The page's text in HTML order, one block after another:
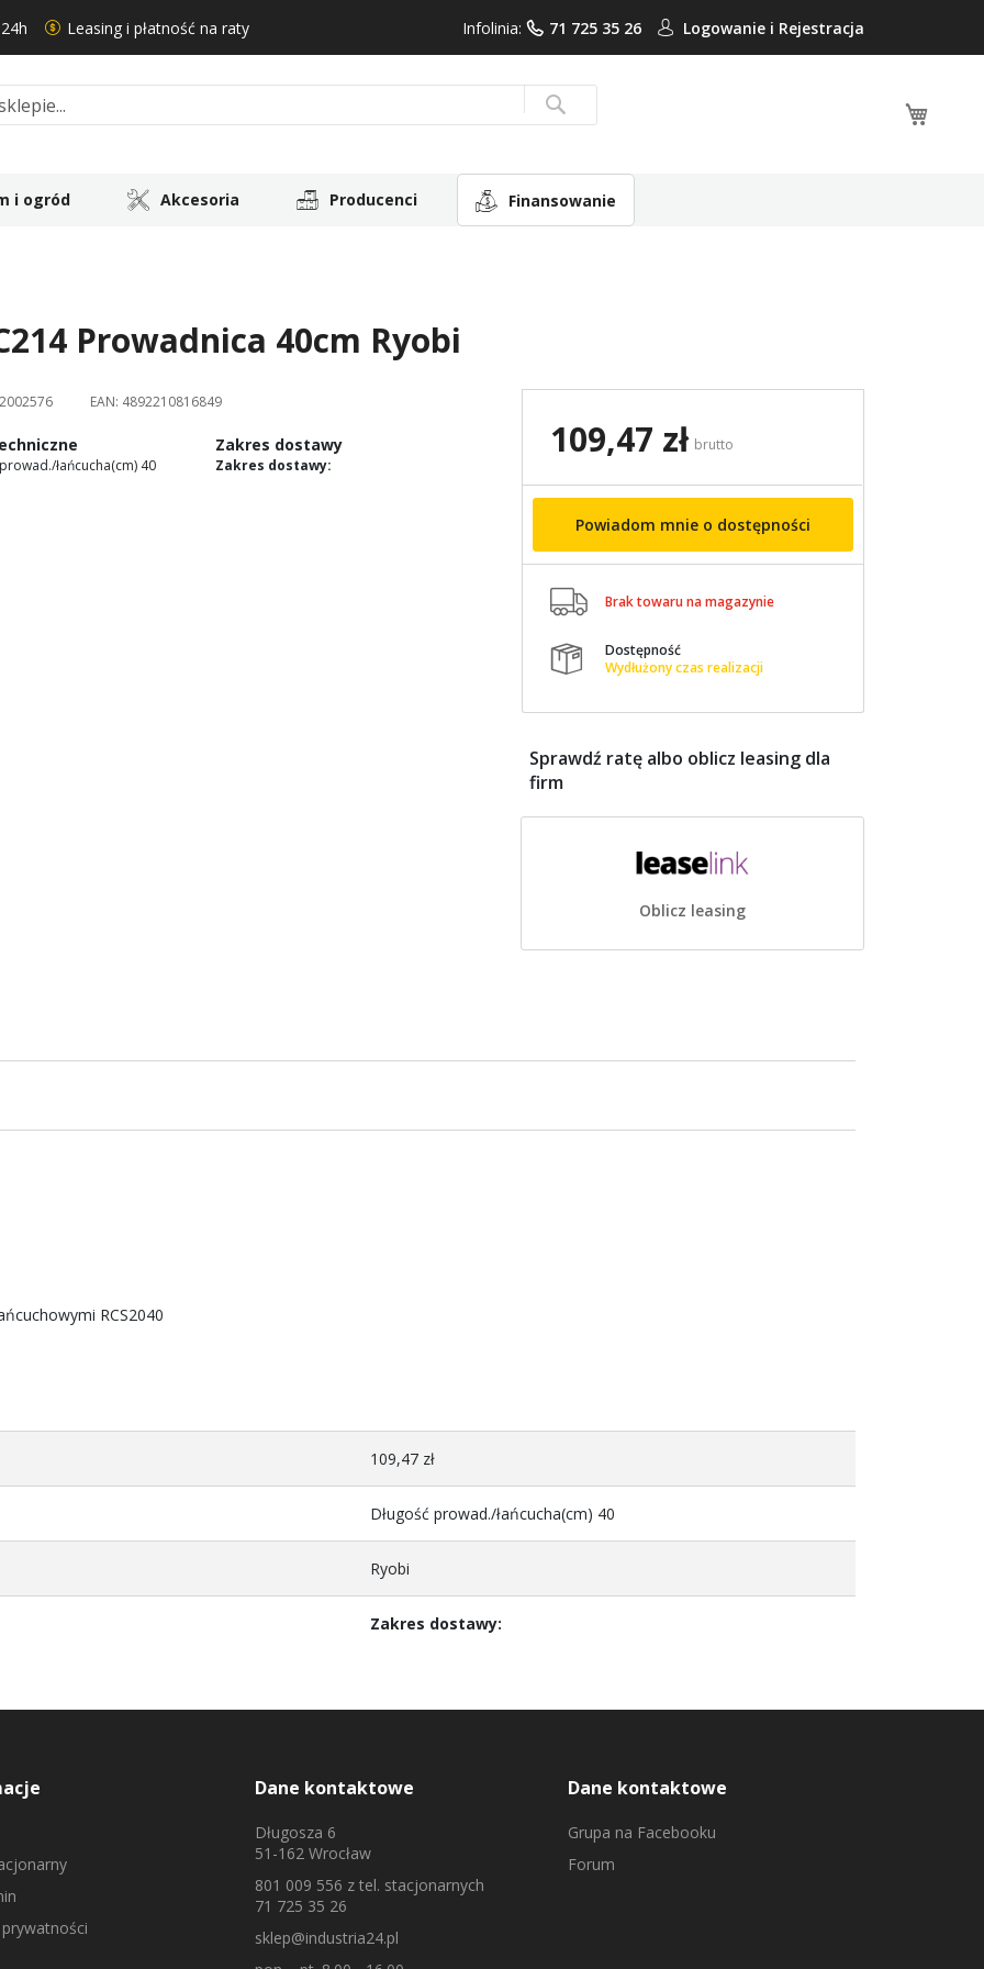
Leasing i płatność na raty Infolinia: 71 725 35 26 Logowanie i Rejestracja
Search
i ogród Akcesoria Producenci Finansowanie
Prowadnica 40cm Ryobi
EAN: 4892210816849
łańcucha(cm) 40
Zakres dostawy
Zakres dostawy:
109,47 zł brutto
Powiadom mnie o dostępności
 Brak towaru na magazynie

Dostępność
Wydłużony czas realizacji
Sprawdź ratę albo oblicz leasing dla
firm
Oblicz leasing
RCS2040
109,47 zł
Długość prowad./łańcucha(cm) 40
Ryobi
Zakres dostawy:
Dane kontaktowe
Długosza 6
51-162 Wrocław
801 009 556 z tel. stacjonarnych
71 725 35 26
sklep@industria24.pl
Dane kontaktowe
Grupa na Facebooku
Forum